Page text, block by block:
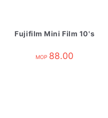
Fujifilm Mini Film 10's
MOP 88.00